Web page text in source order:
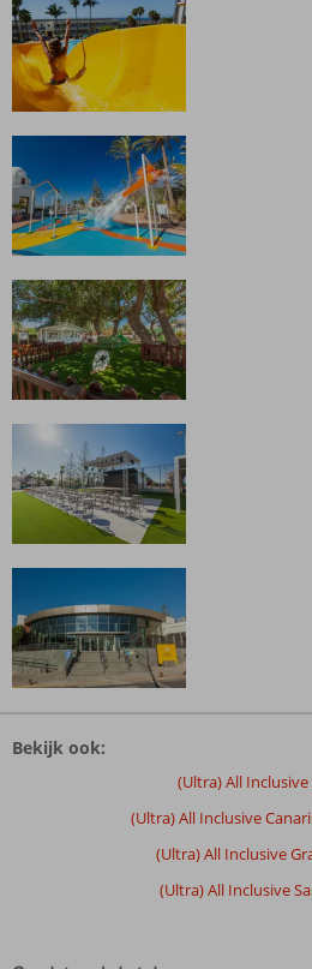
zijn
Abora
Bekijk ook:
(Ultra) All Inclusive
(Ultra) All Inclusive
(Ultra) All Inclusive
(Ultra) All Inclusive